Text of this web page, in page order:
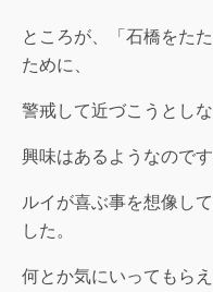
ところが、「石橋をた
ために、
警戒して近づこうとしな
興味はあるようなので
ルイが喜ぶ事を想像し
した。
何とか気にいってもらえ